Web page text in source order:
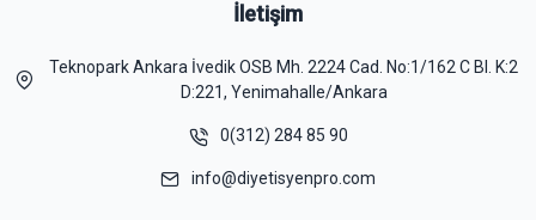
İletişim
Teknopark Ankara İvedik OSB Mh. 2224 Cad. No:1/162 C Bl. K:2
D:221, Yenimahalle/Ankara
0(312) 284 85 90
info@diyetisyenpro.com